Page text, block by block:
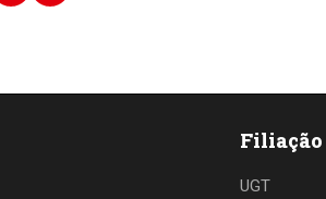
Filiação
UGT